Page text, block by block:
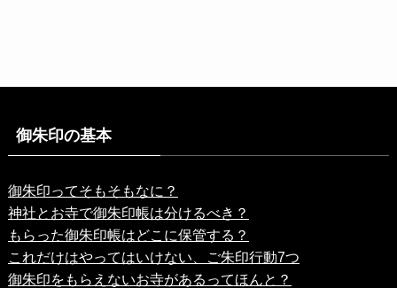
御朱印の基本
御朱印ってそもそもなに？
神社とお寺で御朱印帳は分けるべき？
もらった御朱印帳はどこに保管する？
これだけはやってはいけない、ご朱印行動7つ
御朱印をもらえないお寺があるってほんと？